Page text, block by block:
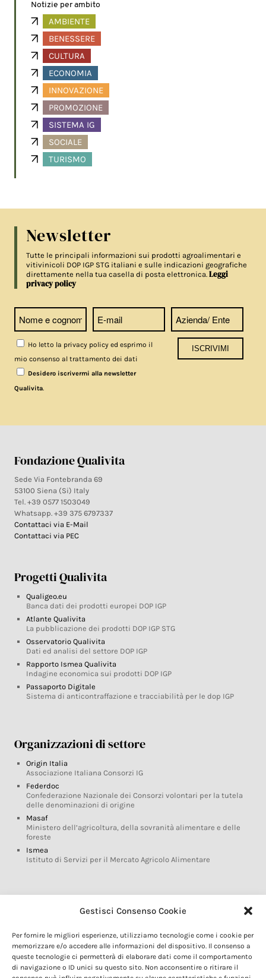
Gestisci Consenso Cookie
Per fornire le migliori esperienze, utilizziamo tecnologie come i cookie per
memorizzare e/o accedere alle informazioni del dispositivo. Il consenso a
queste tecnologie ci permetterà di elaborare dati come il comportamento
di navigazione o ID unici su questo sito. Non acconsentire o ritirare il
Notizie per ambito
AMBIENTE
BENESSERE
CULTURA
ECONOMIA
INNOVAZIONE
PROMOZIONE
SISTEMA IG
SOCIALE
TURISMO
Newsletter
Tutte le principali informazioni sui prodotti agroalimentari e
vitivinicoli DOP IGP STG italiani e sulle indicazioni geografiche
direttamente nella tua casella di posta elettronica.Leggi
privacy policy
Ho letto la privacy policy ed esprimo il
mio consenso al trattamento dei dati
Desidero iscrivermi alla newsletter
Qualivita.
Fondazione Qualivita
Sede Via Fontebranda 69
53100 Siena (Si) Italy
Tel. +39 0577 1503049
Whatsapp. +39 375 6797337
Contattaci via E-Mail
Contattaci via PEC
Progetti Qualivita
Qualigeo.eu
Banca dati dei prodotti europei DOP IGP
Atlante Qualivita
La pubblicazione dei prodotti DOP IGP STG
Osservatorio Qualivita
Dati ed analisi del settore DOP IGP
Rapporto Ismea Qualivita
Indagine economica sui prodotti DOP IGP
Passaporto Digitale
Sistema di anticontraffazione e tracciabilità per le dop IGP
Organizzazioni di settore
Origin Italia
Associazione Italiana Consorzi IG
Federdoc
Confederazione Nazionale dei Consorzi volontari per la tutela
delle denominazioni di origine
Masaf
Ministero dell’agricoltura, della sovranità alimentare e delle
foreste
Ismea
Istituto di Servizi per il Mercato Agricolo Alimentare
Glossario DOP IGP
Marchi DOP IGP
Normativa prodotti DOP IGP
Consorzi di Tutela